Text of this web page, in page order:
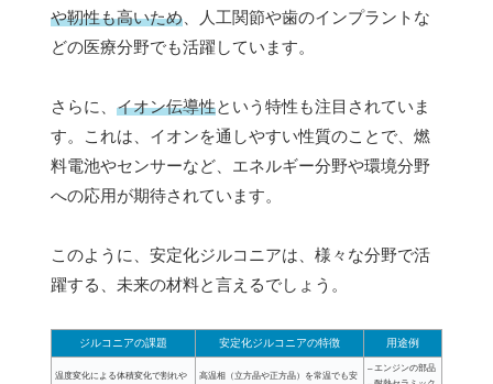
や靭性も高いため 、人工関節や歯のインプラントな
どの医療分野でも活躍しています。
さらに、 イオン伝導性という特性も注目されていま
す。これは、イオンを通しやすい性質のことで、燃
料電池やセンサーなど、エネルギー分野や環境分野
への応用が期待されています。
このように、安定化ジルコニアは、様々な分野で活
躍する、未来の材料と言えるでしょう。
ジルコニアの課題 安定化ジルコニアの特徴 用途例
温度変化による体積変化で割れや
高温相（立方晶や正方晶）を常温でも安
– エンジンの部品